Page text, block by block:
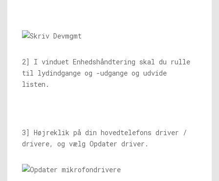
2] I vinduet Enhedshåndtering skal du rulle
til lydindgange og -udgange og udvide
listen.
3] Højreklik på din hovedtelefons driver /
drivere, og vælg Opdater driver.